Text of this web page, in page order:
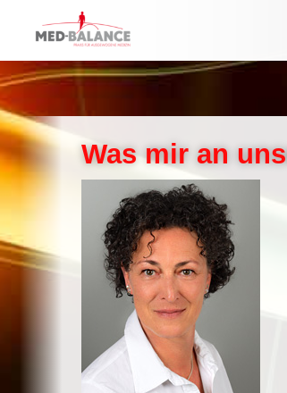
Was mir an